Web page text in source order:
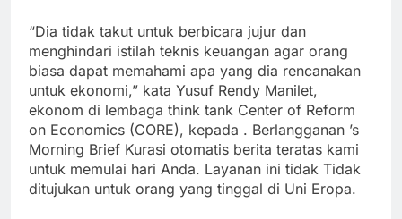
“Dia tidak takut untuk berbicara jujur dan
menghindari istilah teknis keuangan agar orang
biasa dapat memahami apa yang dia rencanakan
untuk ekonomi,” kata Yusuf Rendy Manilet,
ekonom di lembaga think tank Center of Reform
on Economics (CORE), kepada . Berlangganan ’s
Morning Brief Kurasi otomatis berita teratas kami
untuk memulai hari Anda. Layanan ini tidak Tidak
ditujukan untuk orang yang tinggal di Uni Eropa.